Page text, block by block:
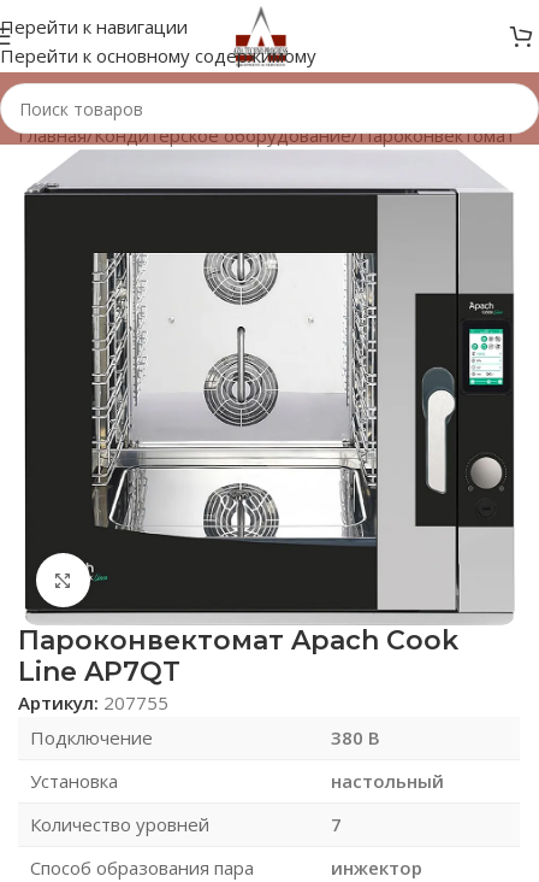
Перейти к навигации
Перейти к основному содержимому
Главная/Кондитерское оборудование/Пароконвектомат
Нажмите, чтобы увеличить
Пароконвектомат Apach Cook
Line AP7QT
Артикул: 207755
Подключение
380 В
Установка
настольный
Количество уровней
7
Способ образования пара
инжектор